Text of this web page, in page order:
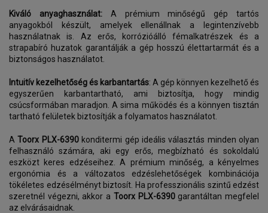
Kiváló anyaghasználat: A prémium minőségű gép tartós
anyagokból készült, amelyek ellenállnak a legintenzívebb
használatnak is. Az erős, korrózióálló fémalkatrészek és a
strapabíró huzatok garantálják a gép hosszú élettartarmát és a
biztonságos használatot.
Intuitív kezelhetőség és karbantartás: A gép könnyen kezelhető és
egyszerűen karbantartható, ami biztosítja, hogy mindig
csúcsformában maradjon. A sima működés és a könnyen tisztán
tartható felületek biztosítják a folyamatos használatot.
AToorx PLX-6390 konditermi gép ideális választás minden olyan
felhasználó számára, aki egy erős, megbízható és sokoldalú
eszközt keres edzéseihez. A prémium minőség, a kényelmes
ergonómia és a változatos edzéslehetőségek kombinációja
tökéletes edzésélményt biztosít. Ha professzionális szintű edzést
szeretnél végezni, akkor a Toorx PLX-6390 garantáltan megfelel
az elvárásaidnak.